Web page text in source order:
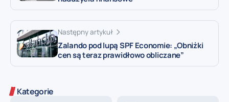
Następny artykuł
Zalando pod lupą SPF Economie: „Obniżki
cen są teraz prawidłowo obliczane”
Kategorie